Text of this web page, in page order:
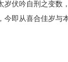
伏吟自刑之变数
即从喜合佳岁与